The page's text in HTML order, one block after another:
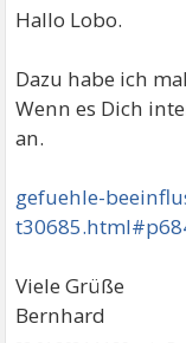
Hallo Lobo.
Dazu habe ich
Wenn es Dich
an.
gefuehle-
Viele Grüße
Bernhard